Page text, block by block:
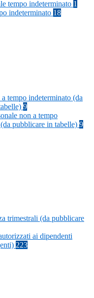
tempo indeterminato 1
indeterminato 18
tempo indeterminato (da
9
non a tempo
pubblicare in tabelle) 9
trimestrali (da pubblicare
ai dipendenti
223